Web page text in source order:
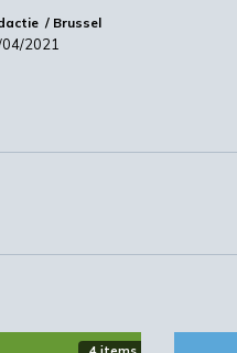
Brussel
2021